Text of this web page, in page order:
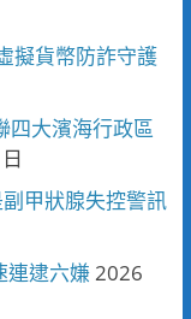
擬貨幣防詐守護
四大濱海行政區
甲狀腺失控警訊
連逮六嫌2026